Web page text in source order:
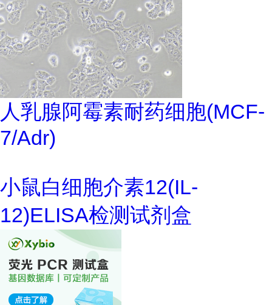
人乳腺阿霉素耐药细胞(MCF-
7/Adr)
小鼠白细胞介素12(IL-
12)ELISA检测试剂盒